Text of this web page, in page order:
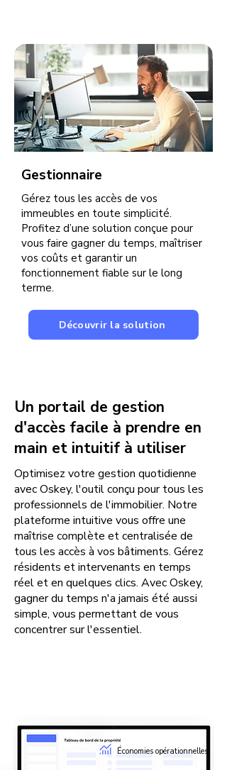
Gestionnaire
Gérez tous les accès de vos
immeubles en toute simplicité.
Profitez d’une solution conçue pour
vous faire gagner du temps, maîtriser
vos coûts et garantir un
fonctionnement fiable sur le long
terme.
Découvrir la solution
Un portail de gestion
d'accès facile à prendre en
main et intuitif à utiliser
Optimisez votre gestion quotidienne
avec Oskey, l'outil conçu pour tous les
professionnels de l'immobilier. Notre
plateforme intuitive vous offre une
maîtrise complète et centralisée de
tous les accès à vos bâtiments. Gérez
résidents et intervenants en temps
réel et en quelques clics. Avec Oskey,
gagner du temps n'a jamais été aussi
simple, vous permettant de vous
concentrer sur l'essentiel.
Économies opérationnelles